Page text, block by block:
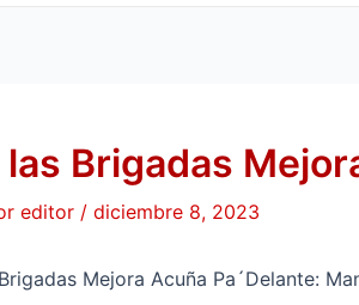
Brigadas
editor / diciembre 8, 2023
Mejora Acuña Pa´Delante: